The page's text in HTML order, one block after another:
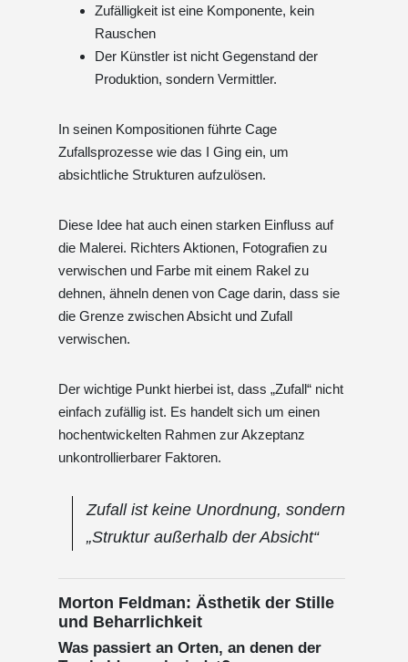
Zufälligkeit ist eine Komponente, kein
Rauschen
Der Künstler ist nicht Gegenstand der
Produktion, sondern Vermittler.
In seinen Kompositionen führte Cage
Zufallsprozesse wie das I Ging ein, um
absichtliche Strukturen aufzulösen.
Diese Idee hat auch einen starken Einfluss auf
die Malerei. Richters Aktionen, Fotografien zu
verwischen und Farbe mit einem Rakel zu
dehnen, ähneln denen von Cage darin, dass sie
die Grenze zwischen Absicht und Zufall
verwischen.
Der wichtige Punkt hierbei ist, dass „Zufall“ nicht
einfach zufällig ist. Es handelt sich um einen
hochentwickelten Rahmen zur Akzeptanz
unkontrollierbarer Faktoren.
Zufall ist keine Unordnung, sondern
„Struktur außerhalb der Absicht“
Morton Feldman: Ästhetik der Stille
und Beharrlichkeit
Was passiert an Orten, an denen der